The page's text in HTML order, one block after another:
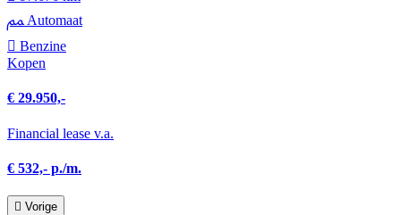
Automaat
Benzine
Kopen
€ 29.950,-
Financial lease v.a.
€ 532,- p./m.
Vorige